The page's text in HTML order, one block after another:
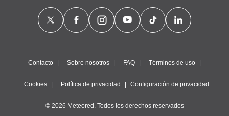
Contacto Sobre nosotros FAQ Términos de uso
Cookies Política de privacidad Configuración de privacidad
© 2026 Meteored. Todos los derechos reservados